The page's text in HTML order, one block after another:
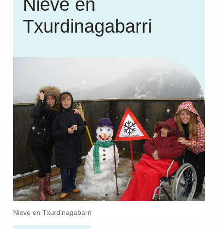
Nieve en
Txurdinagabarri
Nieve en Txurdinagabarri